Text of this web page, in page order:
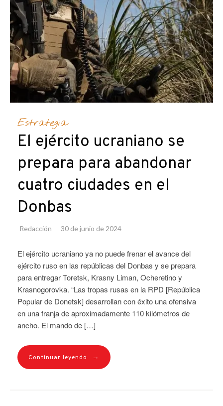
Estrategia
El ejército ucraniano se
prepara para abandonar
cuatro ciudades en el
Donbas
Redacción 30 de junio de 2024
El ejército ucraniano ya no puede frenar el avance del
ejército ruso en las repúblicas del Donbas y se prepara
para entregar Toretsk, Krasny Liman, Ocheretino y
Krasnogorovka. “Las tropas rusas en la RPD [República
Popular de Donetsk] desarrollan con éxito una ofensiva
en una franja de aproximadamente 110 kilómetros de
ancho. El mando de […]
Continuar leyendo →